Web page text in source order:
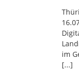
im
[...]